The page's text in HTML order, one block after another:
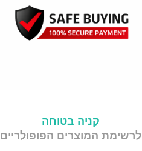
קניה בטוחה
לרשימת המוצרים הפופולריים